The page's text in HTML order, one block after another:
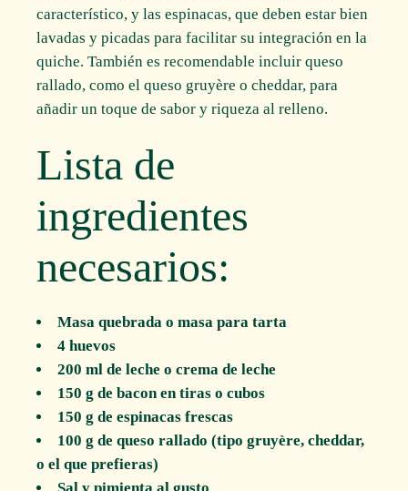
característico, y las espinacas, que deben estar bien
lavadas y picadas para facilitar su integración en la
quiche. También es recomendable incluir queso
rallado, como el queso gruyère o cheddar, para
añadir un toque de sabor y riqueza al relleno.
Lista de
ingredientes
necesarios:
Masa quebrada o masa para tarta
4 huevos
200 ml de leche o crema de leche
150 g de bacon en tiras o cubos
150 g de espinacas frescas
100 g de queso rallado (tipo gruyère, cheddar,
o el que prefieras)
Sal y pimienta al gusto